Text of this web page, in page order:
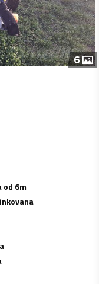
6
od 6m